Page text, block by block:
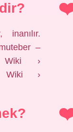
inanılır.
–
Wiki ›
Wiki ›